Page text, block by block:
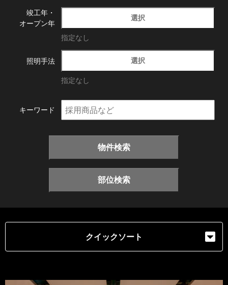
竣工年・
オープン年
選択
指定なし
照明手法 選択
指定なし
キーワード
物件検索
部位検索
クイックソート